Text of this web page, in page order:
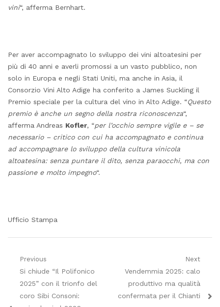
vini“, afferma Bernhart.
Per aver accompagnato lo sviluppo dei vini altoatesini per
più di 40 anni e averli promossi a un vasto pubblico, non
solo in Europa e negli Stati Uniti, ma anche in Asia, il
Consorzio Vini Alto Adige ha conferito a James Suckling il
Premio speciale per la cultura del vino in Alto Adige. “Questo
premio è anche un segno della nostra riconoscenza“,
afferma Andreas Kofler, “per l’occhio sempre vigile e – se
necessario – critico con cui ha accompagnato e continua
ad accompagnare lo sviluppo della cultura vinicola
altoatesina: senza puntare il dito, senza paraocchi, ma con
passione e molto impegno“.
Ufficio Stampa
Navigazione
articoli
Previous
Previous
post:
Si chiude “Il Polifonico
2025” con il trionfo del
coro Sibi Consoni:
Next
Next
post:
Vendemmia 2025: calo
produttivo ma qualità
confermata per il Chianti